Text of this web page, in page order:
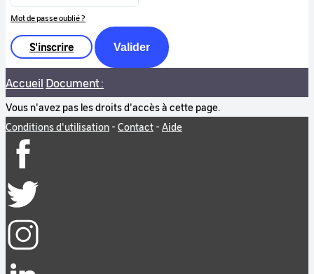
Mot de passe oublié ?
S'inscrire Valider
Accueil Document :
Vous n'avez pas les droits d'accès à cette page.
Conditions d'utilisation - Contact - Aide